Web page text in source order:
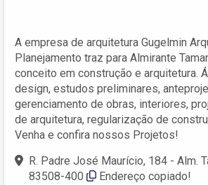
A empresa de arquitetura Gugelmin
Planejamento traz para Almirante
conceito em construção e arquitetura.
design, estudos preliminares,
gerenciamento de obras, interiores,
de arquitetura, regularização de
Venha e confira nossos Projetos!
R. Padre José Maurício, 184 - Alm.
83508-400
Endereço copiado!